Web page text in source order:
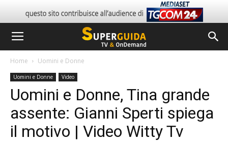
Home Uomini e Donne
Uomini e Donne Video
Uomini e Donne, Tina grande
assente: Gianni Sperti spiega
il motivo | Video Witty Tv